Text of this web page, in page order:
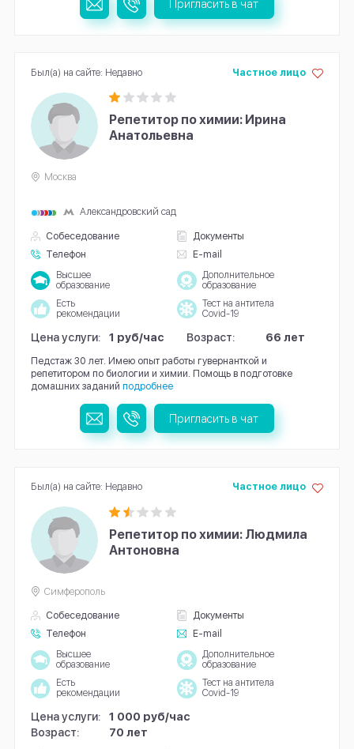
Пригласить в чат
Репетитор по химии: Ирина
Анатольевна
Собеседование
Документы
Телефон
E-mail
Частное лицо
Москва
Александровский сад
Высшее
образование
Дополнительное
образование
Есть
рекомендации
Тест на антитела
Covid-19
Цена услуги: 1 руб/час Возраст: 66 лет
Педстаж 30 лет. Имею опыт работы гувернанткой и
репетитором по биологии и химии. Помощь в подготовке
домашних заданий подробнее
Был(а) на сайте: Недавно
Пригласить в чат
Репетитор по химии: Людмила
Антоновна
Собеседование
Документы
Телефон
E-mail
Частное лицо
Симферополь
Высшее
образование
Дополнительное
образование
Есть
рекомендации
Тест на антитела
Covid-19
Цена услуги:
1 000 руб/час
Возраст:
70 лет
Был(а) на сайте: Недавно